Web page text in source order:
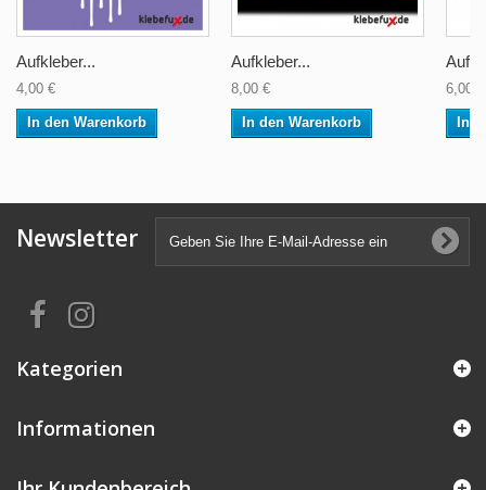
Aufkleber...
4,00 €
In den Warenkorb
Aufkleber...
8,00 €
In den Warenkorb
6,00 €
In
Newsletter
Kategorien
Informationen